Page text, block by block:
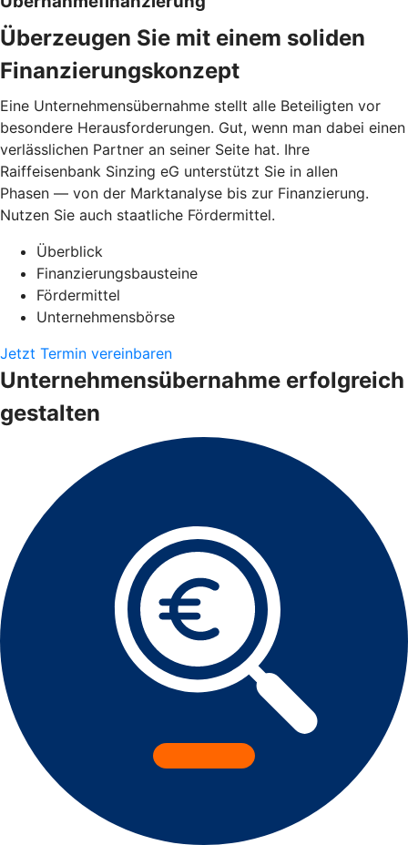
Überzeugen Sie mit einem soliden
Finanzierungskonzept
Eine Unternehmensübernahme stellt alle Beteiligten vor
besondere Herausforderungen. Gut, wenn man dabei einen
verlässlichen Partner an seiner Seite hat. Ihre
Raiffeisenbank Sinzing eG unterstützt Sie in allen
Phasen — von der Marktanalyse bis zur Finanzierung.
Nutzen Sie auch staatliche Fördermittel.
Überblick
Finanzierungsbausteine
Fördermittel
Unternehmensbörse
Jetzt Termin vereinbaren
Unternehmensübernahme erfolgreich
gestalten